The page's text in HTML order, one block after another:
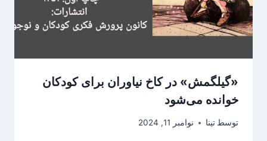
«گیلگمش» در کاخ نیاوران برای کودکان
خوانده می‌شود
توسط تینا نوامبر 11, 2024